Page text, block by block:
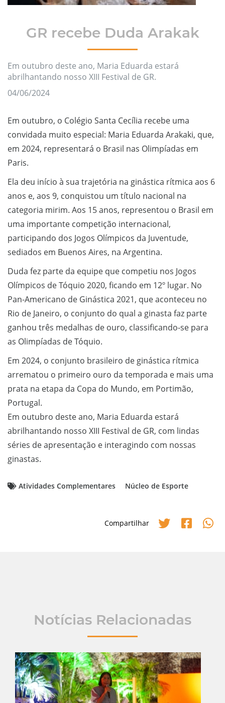
GR recebe Duda Arakak
Em outubro deste ano, Maria Eduarda estará
abrilhantando nosso XIII Festival de GR.
04/06/2024
Em outubro, o Colégio Santa Cecília recebe uma
convidada muito especial: Maria Eduarda Arakaki, que,
em 2024, representará o Brasil nas Olimpíadas em
Paris.
Ela deu início à sua trajetória na ginástica rítmica aos 6
anos e, aos 9, conquistou um título nacional na
categoria mirim. Aos 15 anos, representou o Brasil em
uma importante competição internacional,
participando dos Jogos Olímpicos da Juventude,
sediados em Buenos Aires, na Argentina.
Duda fez parte da equipe que competiu nos Jogos
Olímpicos de Tóquio 2020, ficando em 12º lugar. No
Pan-Americano de Ginástica 2021, que aconteceu no
Rio de Janeiro, o conjunto do qual a ginasta faz parte
ganhou três medalhas de ouro, classificando-se para
as Olimpíadas de Tóquio.
Em 2024, o conjunto brasileiro de ginástica rítmica
arrematou o primeiro ouro da temporada e mais uma
prata na etapa da Copa do Mundo, em Portimão,
Portugal.
Em outubro deste ano, Maria Eduarda estará
abrilhantando nosso XIII Festival de GR, com lindas
séries de apresentação e interagindo com nossas
ginastas.
Atividades Complementares Núcleo de Esporte
Compartilhar
Notícias Relacionadas